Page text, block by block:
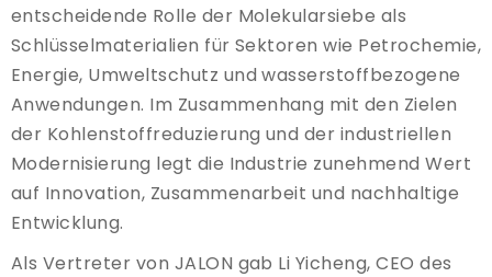
entscheidende Rolle der Molekularsiebe als
Schlüsselmaterialien für Sektoren wie Petrochemie,
Energie, Umweltschutz und wasserstoffbezogene
Anwendungen. Im Zusammenhang mit den Zielen
der Kohlenstoffreduzierung und der industriellen
Modernisierung legt die Industrie zunehmend Wert
auf Innovation, Zusammenarbeit und nachhaltige
Entwicklung.
Als Vertreter von JALON gab Li Yicheng, CEO des